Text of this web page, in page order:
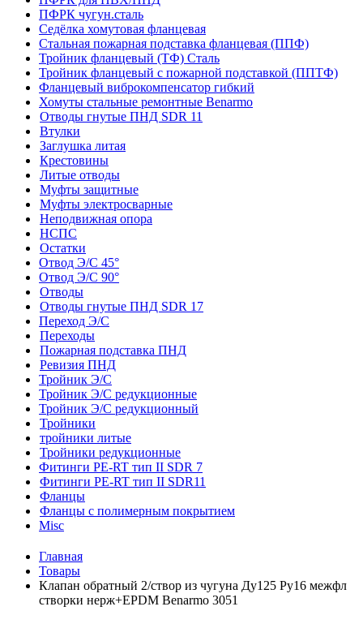
ПФРК чугун.сталь
Седёлка хомутовая фланцевая
Стальная пожарная подставка фланцевая (ППФ)
Тройник фланцевый (ТФ) Сталь
Тройник фланцевый с пожарной подставкой (ППТФ)
Фланцевый виброкомпенсатор гибкий
Хомуты стальные ремонтные Benarmo
Отводы гнутые ПНД SDR 11
Втулки
Заглушка литая
Крестовины
Литые отводы
Муфты защитные
Муфты электросварные
Неподвижная опора
НСПС
Остатки
Отвод Э/С 45°
Отвод Э/С 90°
Отводы
Отводы гнутые ПНД SDR 17
Переход Э/С
Переходы
Пожарная подставка ПНД
Ревизия ПНД
Тройник Э/С
Тройник Э/С редукционные
Тройник Э/С редукционный
Тройники
тройники литые
Тройники редукционные
Фитинги PE-RT тип II SDR 7
Фитинги PE-RT тип II SDR11
Фланцы
Фланцы с полимерным покрытием
Misc
Главная
Товары
Клапан обратный 2/створ из чугуна Ду125 Ру16 межфл
створки нерж+EPDM Benarmo 3051